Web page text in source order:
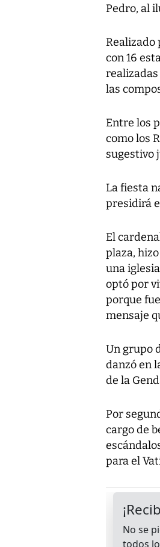
Pedro, al
Realizado
con 16
las
Entre los
como los
sugestivo
La fiesta
presidirá
El
plaza,
una
optó por
porque
mensaje
Un grupo
danzó en
de la
Por
cargo de
para el